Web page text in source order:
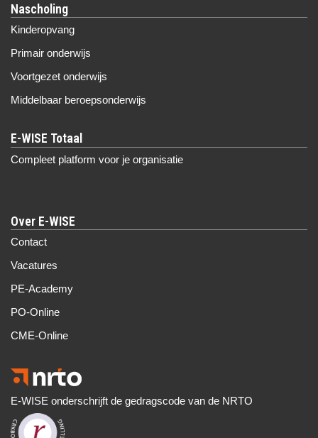
Nascholing
Kinderopvang
Primair onderwijs
Voortgezet onderwijs
Middelbaar beroepsonderwijs
Compleet platform voor je organisatie
Over E-WISE
Contact
Vacatures
PE-Academy
PO-Online
CME-Online
E-WISE onderschrijft de gedragscode van de NRTO